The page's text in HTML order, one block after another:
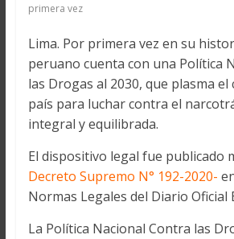
primera vez
Lima. Por primera vez en su
peruano cuenta con una Política
las Drogas al 2030, que plasma
país para luchar contra el
integral y equilibrada.
El dispositivo legal fue publicado
Decreto Supremo N° 192-2020-
Normas Legales del Diario Oficial
La Política Nacional Contra las